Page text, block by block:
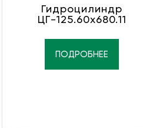
Гидроцилиндр
ЦГ-125.60х680.11
ПОДРОБНЕЕ